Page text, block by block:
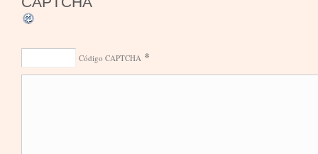
Código CAPTCHA *